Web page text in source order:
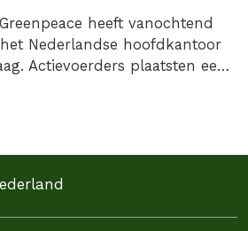
heeft vanochtend
Nederlandse hoofdkantoor
Actievoerders plaatsten een
met daarop de oorlogswinst…